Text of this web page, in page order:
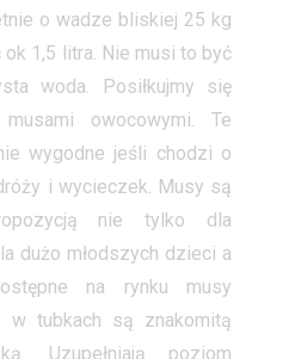
o wadze bliskiej 25 kg
1,5 litra. Nie musi to być
woda. Posiłkujmy się
owocowymi. Te
wygodne jeśli chodzi o
i wycieczek. Musy są
nie tylko dla
dużo młodszych dzieci a
na rynku musy
w tubkach są znakomitą
Uzupełniają poziom